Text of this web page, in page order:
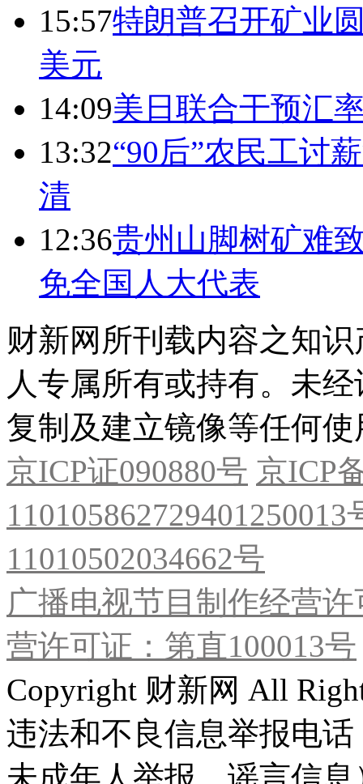
15:57特朗普召开矿业
美元
14:09美日联合干预汇
13:32“90后”农民工讨
清
12:36贵州山脚树矿难
免全国人大代表
财新网所刊载内容之知
人专属所有或持有。未
复制及建立镜像等任何使
京ICP证090880号 京ICP
11010502034662号
广播电视节目制作经营
营许可证：第直100013号
Copyright 财新网 All
违法和不良信息举报电